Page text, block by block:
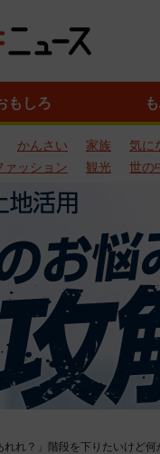
もしろ
かんさい 家族 気に
ァッション 観光 世の
れれ？」階段を下りたいけど